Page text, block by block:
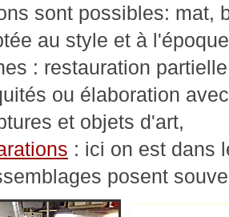
sont possibles: mat,
au style et à
: restauration
ou élaboration
et objets d'art,
: ici on est dans
posent